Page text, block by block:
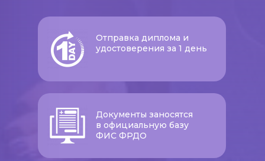
Отправка диплома и
удостоверения за 1 день
Документы заносятся
в официальную базу
ФИС ФРДО